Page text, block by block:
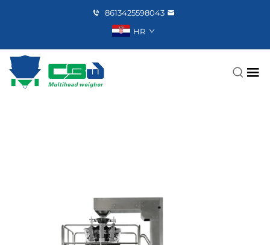
8613425598043
HR